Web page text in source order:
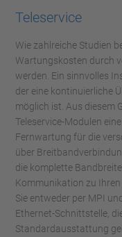
Teleservice
Wie zahlreiche Studien
Wartungskosten durch
werden. Ein sinnvolles
der eine kontinuierliche
möglich ist. Aus diesem
Teleservice-Modulen
Fernwartung für die
über
die komplette
Kommunikation zu
Sie entweder per MPI
Ethernet-Schnittstelle,
Standardausstattung